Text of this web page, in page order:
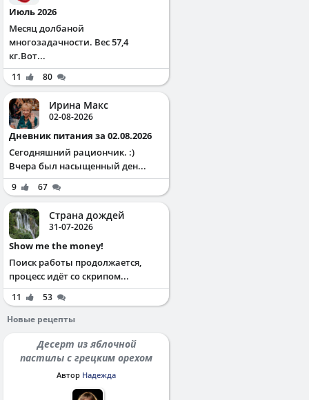
Июль 2026
Месяц долбаной
многозадачности. Вес 57,4
кг.Вот...
11 80
Ирина Макс
02-08-2026
Дневник питания за 02.08.2026
Сегодняшний рациончик. :)
Вчера был насыщенный ден...
9 67
Страна дождей
31-07-2026
Show me the money!
Поиск работы продолжается,
процесс идёт со скрипом...
11
53
Новые рецепты
Десерт из яблочной
пастилы с грецким орехом
Автор Надежда